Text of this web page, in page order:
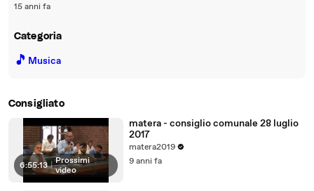
15 anni fa
Categoria
🎵 Musica
Consigliato
6:55:13 | Prossimi
video
matera - consiglio comunale 28 luglio
2017
matera2019
9 anni fa